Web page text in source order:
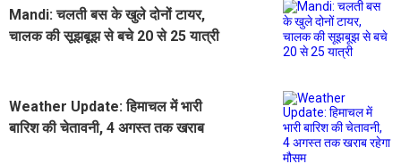
Mandi: चलती बस के खुले दोनों टायर,
चालक की सूझबूझ से बचे 20 से 25 यात्री
Weather Update: हिमाचल में भारी
बारिश की चेतावनी, 4 अगस्त तक खराब